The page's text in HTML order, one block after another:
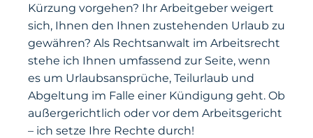
Kürzung vorgehen? Ihr Arbeitgeber weigert
sich, Ihnen den Ihnen zustehenden Urlaub zu
gewähren? Als Rechtsanwalt im Arbeitsrecht
stehe ich Ihnen umfassend zur Seite, wenn
es um Urlaubsansprüche, Teilurlaub und
Abgeltung im Falle einer Kündigung geht. Ob
außergerichtlich oder vor dem Arbeitsgericht
– ich setze Ihre Rechte durch!